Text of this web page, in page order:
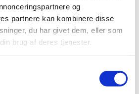
og
partnere kan kombinere disse
du har givet dem, eller som
brug af deres tjenester.
eleverne især fra
og
Til sammen tegner disse
for omkring 80% af alle PIU-
på længevarende ophold i
og kontoruddannelserne er det